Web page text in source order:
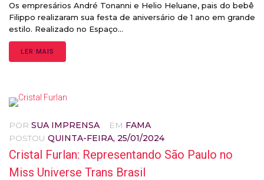
Os empresários André Tonanni e Helio Heluane, pais do bebê
Filippo realizaram sua festa de aniversário de 1 ano em grande
estilo. Realizado no Espaço...
LER MAIS
POR SUA IMPRENSA EM FAMA
POSTOU QUINTA-FEIRA, 25/01/2024
Cristal Furlan: Representando São Paulo no
Miss Universe Trans Brasil